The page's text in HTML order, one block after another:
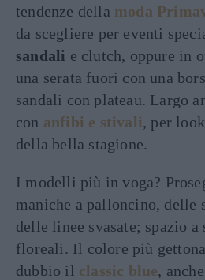
tendenze della moda
da scegliere per eventi
sandali e clutch, oppure in
una serata fuori con una
sandali con plateau. Largo
con anfibi e stivali, per
della bella stagione.
I modelli più in voga?
maniche a palloncino, delle
delle linee svasate; spazio a
floreali. Il colore più
dubbio il classic blue,